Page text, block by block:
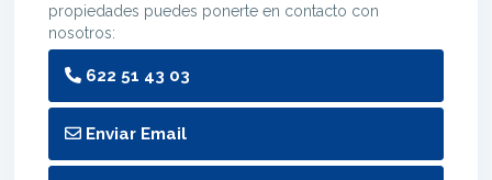
propiedades puedes ponerte en contacto con
nosotros:
622 51 43 03
Enviar Email